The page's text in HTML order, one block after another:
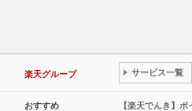
楽天グループ サービス一覧
おすすめ 【楽天でんき】